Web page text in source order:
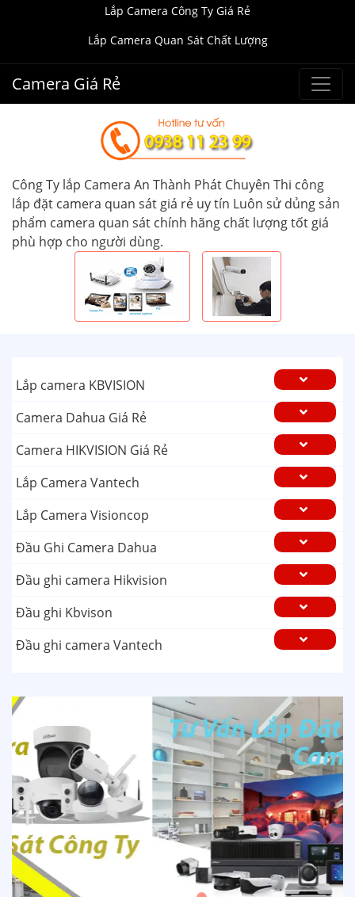
Lắp Camera Công Ty Giá Rẻ
Lắp Camera Quan Sát Chất Lượng
Camera Giá Rẻ
Công Ty lắp Camera An Thành Phát Chuyên Thi công
lắp đặt camera quan sát giá rẻ uy tín Luôn sử dủng sản
phẩm camera quan sát chính hãng chất lượng tốt giá
phù hợp cho người dùng.
Lắp camera KBVISION
Camera Dahua Giá Rẻ
Camera HIKVISION Giá Rẻ
Lắp Camera Vantech
Lắp Camera Visioncop
Đầu Ghi Camera Dahua
Đầu ghi camera Hikvision
Đầu ghi Kbvison
Đầu ghi camera Vantech